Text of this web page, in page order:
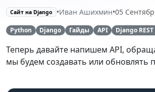
Сайт на Django •Иван Ашихмин•05
Python Django Гайды API Django
Теперь давайте напишем API,
мы будем создавать или обновлять